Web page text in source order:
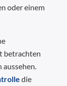
oder einem
betrachten
aussehen.
die